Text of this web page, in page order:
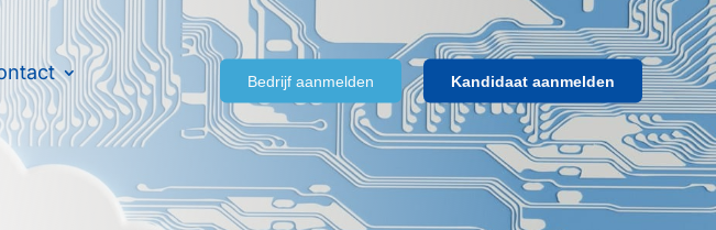
Bedrijf aanmelden Kandidaat aanmelden